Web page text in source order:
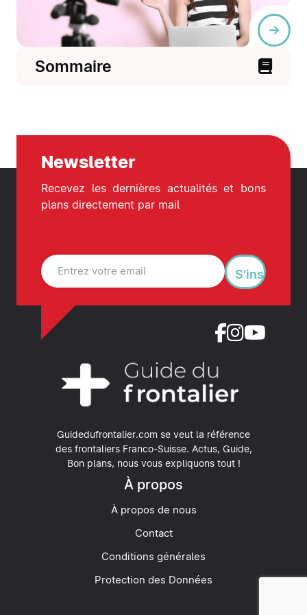
Sommaire
Guidedufrontalier.com se veut la référence
des frontaliers Franco-Suisse. Actus, Guide,
Bon plans, nous vous expliquons tout !
À propos
À propos de nous
Contact
Conditions générales
Protection des Données
Newsletter
Recevez les dernières actualités et bons
plans directement par mail
S'inscrire